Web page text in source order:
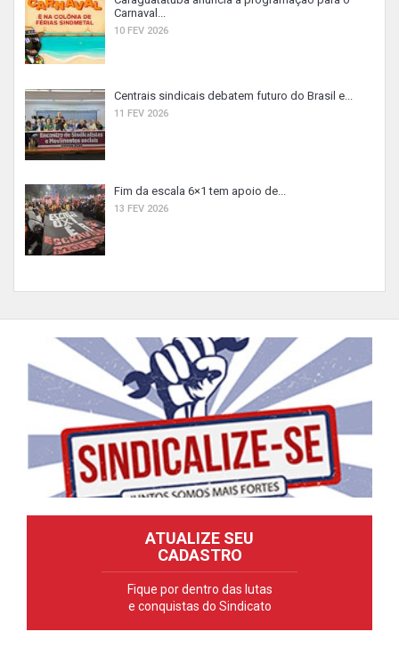
Carnaval...
10 FEV 2026
Centrais sindicais debatem futuro do Brasil e...
11 FEV 2026
Fim da escala 6×1 tem apoio de...
13 FEV 2026
ATUALIZE SEU
CADASTRO
Fique por dentro das lutas
e conquistas do Sindicato